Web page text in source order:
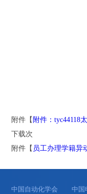
附件【 附件：tyc44118
下载次
附件【 员工办理学籍异
中国自动化学会 中国